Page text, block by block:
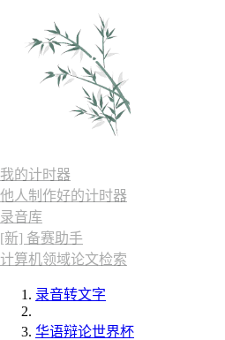
我的计时器
他人制作好的计时器
录音库
[新] 备赛助手
计算机领域论文检索
录音转文字
华语辩论世界杯